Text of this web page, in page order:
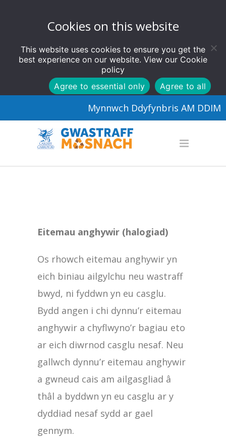
Cookies on this website
This website uses cookies to ensure you get the
best experience on our website. View our Cookie
policy
Agree to all
Agree to essential only
Mynnwch Ddyfynbris AM DDIM
Eitemau anghywir (halogiad)
Os rhowch eitemau anghywir yn
eich biniau ailgylchu neu wastraff
bwyd, ni fyddwn yn eu casglu.
Bydd angen i chi dynnu’r eitemau
anghywir a chyflwyno’r bagiau eto
ar eich diwrnod casglu nesaf. Neu
gallwch dynnu’r eitemau anghywir
a gwneud cais am ailgasgliad â
thâl a byddwn yn eu casglu ar y
dyddiad nesaf sydd ar gael
gennym.